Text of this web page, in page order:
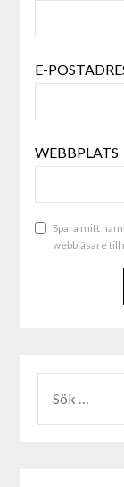
E-
WEBBPLATS
Spara mitt
webbläsare till